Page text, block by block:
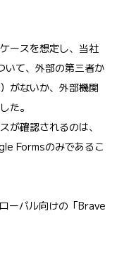
ースを想定し、当社
て、外部の第三者か
がないか、外部機関
た。
が確認されるのは、
Formsのみであるこ
ーバル向けの「Brave